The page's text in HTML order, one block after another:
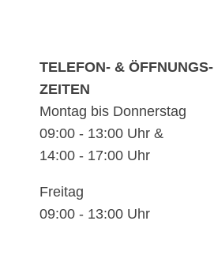
TELEFON- & ÖFFNUNGS-
ZEITEN
Montag bis Donnerstag
09:00 - 13:00 Uhr &
14:00 - 17:00 Uhr
Freitag
09:00 - 13:00 Uhr